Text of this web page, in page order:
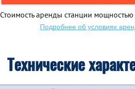
Стоимость аренды станции
Подробнее об условиях
Технические